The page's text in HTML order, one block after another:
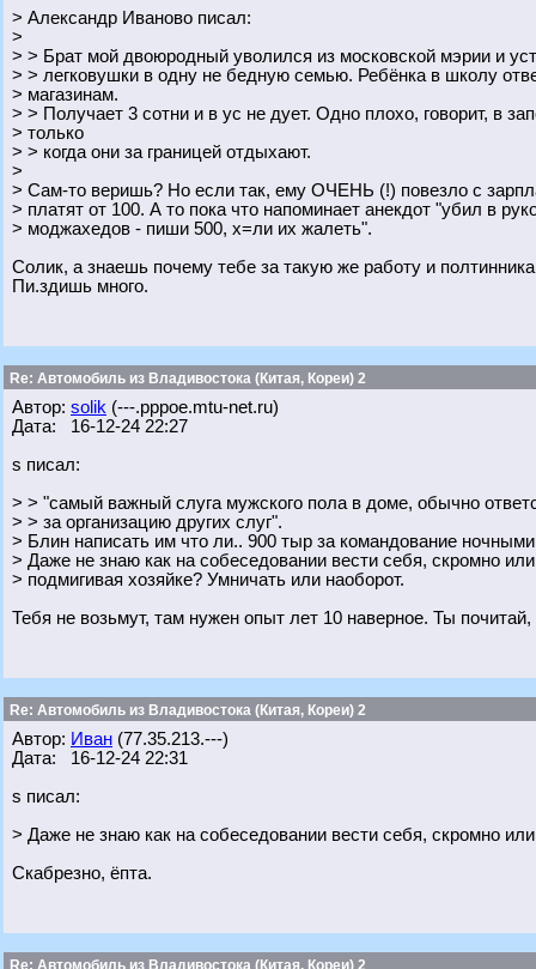
> Александр Иваново писал:
>
> > Брат мой двоюродный уволился из московской мэрии и
> > легковушки в одну не бедную семью. Ребёнка в школу
> магазинам.
> > Получает 3 сотни и в ус не дует. Одно плохо, говорит, в
> только
> > когда они за границей отдыхают.
>
> Сам-то веришь? Но если так, ему ОЧЕНЬ (!) повезло с
> платят от 100. А то пока что напоминает анекдот "убил в
> моджахедов - пиши 500, х=ли их жалеть".
Солик, а знаешь почему тебе за такую же работу и
Пи.здишь много.
Re: Автомобиль из Владивостока (Китая, Кореи) 2
Автор: solik (---.pppoe.mtu-net.ru)
Дата: 16-12-24 22:27
s писал:
> > "самый важный слуга мужского пола в доме, обычно
> > за организацию других слуг".
> Блин написать им что ли.. 900 тыр за командование
> Даже не знаю как на собеседовании вести себя, скромно
> подмигивая хозяйке? Умничать или наоборот.
Тебя не возьмут, там нужен опыт лет 10 наверное. Ты
Re: Автомобиль из Владивостока (Китая, Кореи) 2
Автор: Иван (77.35.213.---)
Дата: 16-12-24 22:31
s писал:
> Даже не знаю как на собеседовании вести себя, скромно
Скабрезно, ёпта.
Re: Автомобиль из Владивостока (Китая, Кореи) 2